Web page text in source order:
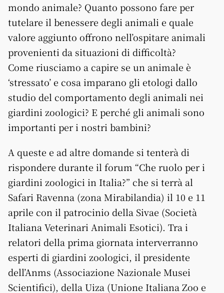
mondo animale? Quanto possono fare per
tutelare il benessere degli animali e quale
valore aggiunto offrono nell’ospitare animali
provenienti da situazioni di difficoltà?
Come riusciamo a capire se un animale è
‘stressato’ e cosa imparano gli etologi dallo
studio del comportamento degli animali nei
giardini zoologici? E perché gli animali sono
importanti per i nostri bambini?
A queste e ad altre domande si tenterà di
rispondere durante il forum “Che ruolo per i
giardini zoologici in Italia?” che si terrà al
Safari Ravenna (zona Mirabilandia) il 10 e 11
aprile con il patrocinio della Sivae (Società
Italiana Veterinari Animali Esotici). Tra i
relatori della prima giornata interverranno
esperti di giardini zoologici, il presidente
dell’Anms (Associazione Nazionale Musei
Scientifici), della Uiza (Unione Italiana Zoo e